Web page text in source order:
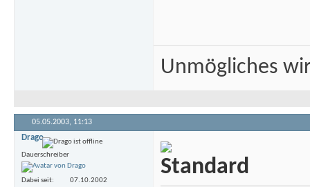
Unmögliches
05.05.2003, 11:13
Drago
Dauerschreiber
Dabei seit
07.10.2002